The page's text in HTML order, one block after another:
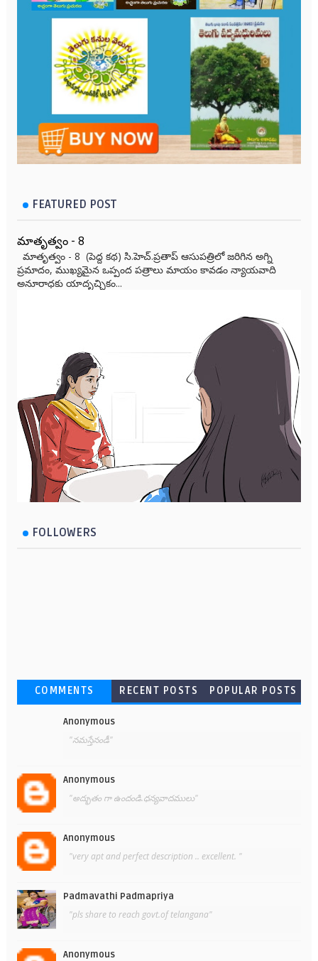
FEATURED POST
మాతృత్వం - 8
మాతృత్వం - 8 (పెద్ద కథ) సి.హెచ్.ప్రతాప్ ఆసుపత్రిలో జరిగిన అగ్ని
ప్రమాదం, ముఖ్యమైన ఒప్పంద పత్రాలు మాయం కావడం న్యాయవాది
అనూరాధకు యాదృచ్ఛికం...
FOLLOWERS
COMMENTS RECENT POSTS POPULAR POSTS
Anonymous
"నమస్తేనండీ"
Anonymous
"అద్భుతం గా ఉందండి.ధన్యవాదములు"
Anonymous
"very apt and perfect description .. excellent. "
Padmavathi Padmapriya
"pls share to reach govt.of telangana"
Anonymous